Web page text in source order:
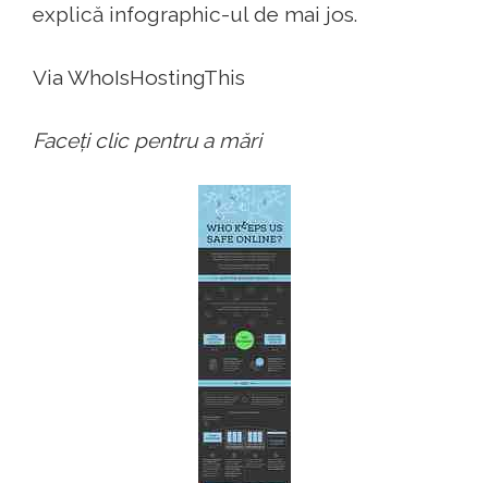
explică infographic-ul de mai jos.
Via WhoIsHostingThis
Faceți clic pentru a mări